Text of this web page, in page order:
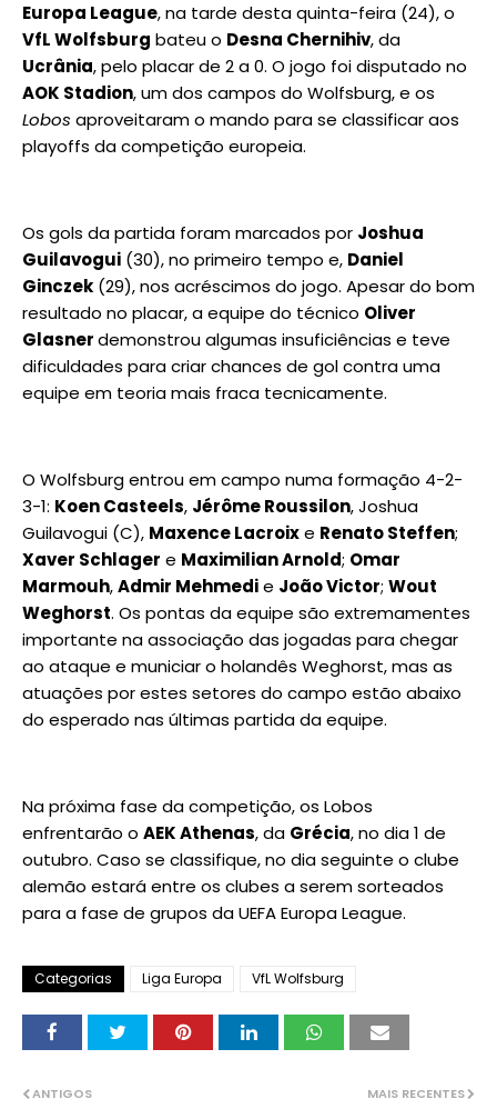
Europa League, na tarde desta quinta-feira (24), o
VfL Wolfsburg bateu o Desna Chernihiv, da
Ucrânia, pelo placar de 2 a 0. O jogo foi disputado no
AOK Stadion, um dos campos do Wolfsburg, e os
Lobos aproveitaram o mando para se classificar aos
playoffs da competição europeia.
Os gols da partida foram marcados por Joshua
Guilavogui (30), no primeiro tempo e, Daniel
Ginczek (29), nos acréscimos do jogo. Apesar do bom
resultado no placar, a equipe do técnico Oliver
Glasnerdemonstrou algumas insuficiências e teve
dificuldades para criar chances de gol contra uma
equipe em teoria mais fraca tecnicamente.
O Wolfsburg entrou em campo numa formação 4-2-
3-1: Koen Casteels, Jérôme Roussilon, Joshua
Guilavogui (C), Maxence Lacroixe Renato Steffen;
Xaver Schlager e Maximilian Arnold; Omar
Marmouh,Admir Mehmedie João Victor; Wout
Weghorst. Os pontas da equipe são extremamentes
importante na associação das jogadas para chegar
ao ataque e municiar o holandês Weghorst, mas as
atuações por estes setores do campo estão abaixo
do esperado nas últimas partida da equipe.
Na próxima fase da competição, os Lobos
enfrentarão o AEK Athenas, da Grécia, no dia 1 de
outubro. Caso se classifique, no dia seguinte o clube
alemão estará entre os clubes a serem sorteados
para a fase de grupos da UEFA Europa League.
Categorias Liga Europa VfL Wolfsburg
MAIS RECENTES
ANTIGOS